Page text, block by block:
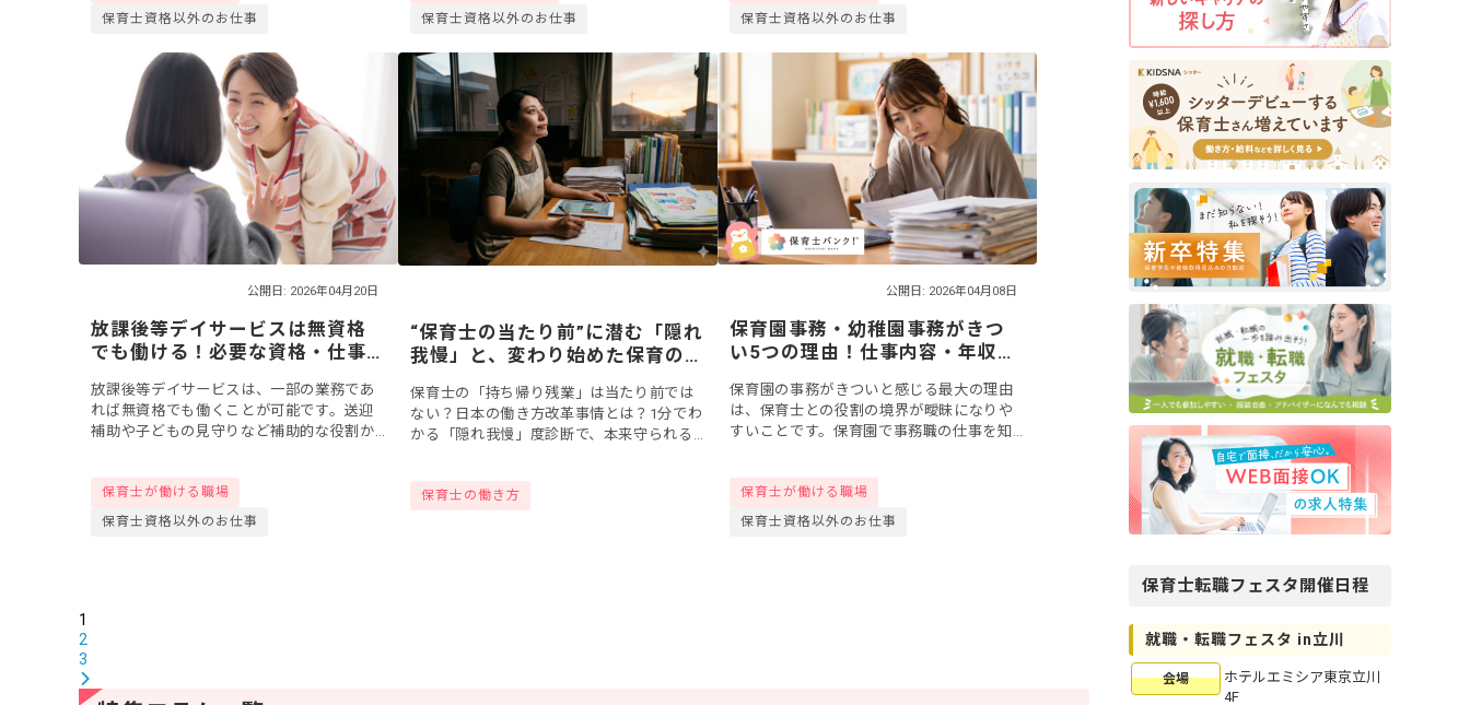
保育士資格以外のお仕事
保育士資格以外のお仕事
保育士資格以外のお仕事
公開日: 2026年04月20日
放課後等デイサービスは無資格
でも働ける！必要な資格・仕事
説
放課後等デイサービスは、一部の業務であ
れば無資格でも働くことが可能です。送迎
補助や子どもの見守りなど補助的な役割か
は、無資格で...
保育士が働ける職場
保育士資格以外のお仕事
“保育士の当たり前”に潜む「隠れ
我慢」と、変わり始めた保育の現
保育士の「持ち帰り残業」は当たり前では
ない？日本の働き方改革事情とは？1分でわ
かる「隠れ我慢」度診断で、本来守られる
保育士の働き方
公開日: 2026年04月08日
保育園事務・幼稚園事務がきつ
い5つの理由！仕事内容・年収・
保育園の事務がきついと感じる最大の理由
は、保育士との役割の境界が曖昧になりや
すいことです。保育園で事務職の仕事を知
業務がきつ...
保育士が働ける職場
保育士資格以外のお仕事
1
2
3
保育士転職フェスタ開催日程
就職・転職フェスタ in立川
会場
ホテルエミシア東京立川
4F